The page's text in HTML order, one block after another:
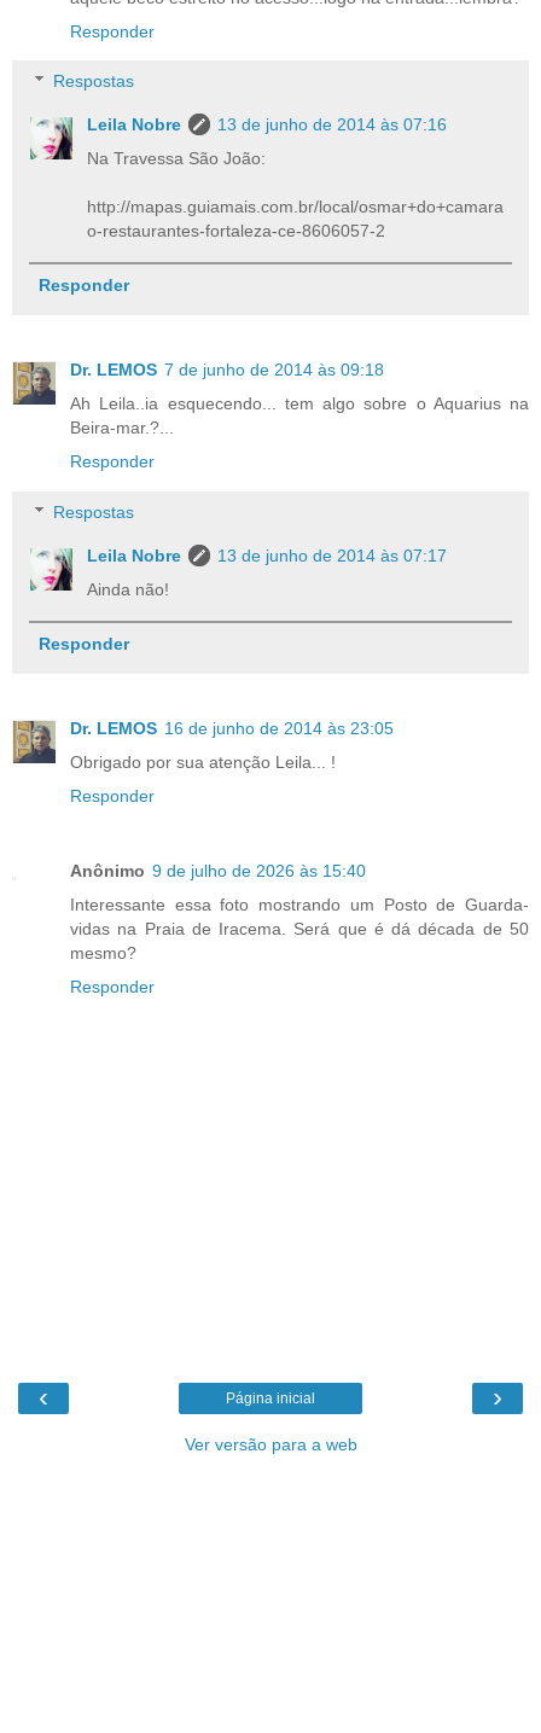
Responder
Respostas
Leila Nobre
13 de junho de 2014 às 07:16
Na Travessa São João:
http://mapas.guiamais.com.br/local/osmar+do+camara
o-restaurantes-fortaleza-ce-8606057-2
Responder
Dr. LEMOS 7 de junho de 2014 às 09:18
Ah Leila..ia esquecendo... tem algo sobre o Aquarius na
Beira-mar.?...
Responder
Respostas
Leila Nobre
13 de junho de 2014 às 07:17
Ainda não!
Responder
Dr. LEMOS 16 de junho de 2014 às 23:05
Obrigado por sua atenção Leila... !
Responder
Anônimo 9 de julho de 2026 às 15:40
Interessante essa foto mostrando um Posto de Guarda-
vidas na Praia de Iracema. Será que é dá década de 50
mesmo?
Responder
‹ ›
Página inicial
Ver versão para a web